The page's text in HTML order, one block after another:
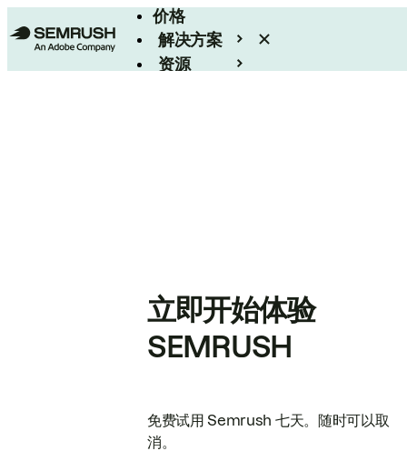
价格
解决方案
资源
立即开始体验
SEMRUSH
免费试用 Semrush 七天。随时可以取
消。